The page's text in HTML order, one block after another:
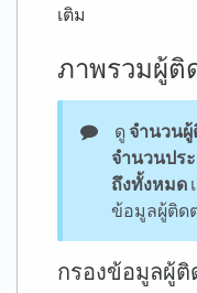
เติม
ภาพรวมผู้ติ
ดูจำนวน
จำนวนปร
ถึงทั้งหมด
ข้อมูลผู้ติด
กรองข้อมูลผู้